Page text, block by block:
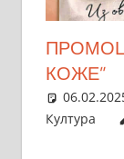
КОЖЕ”
Култура